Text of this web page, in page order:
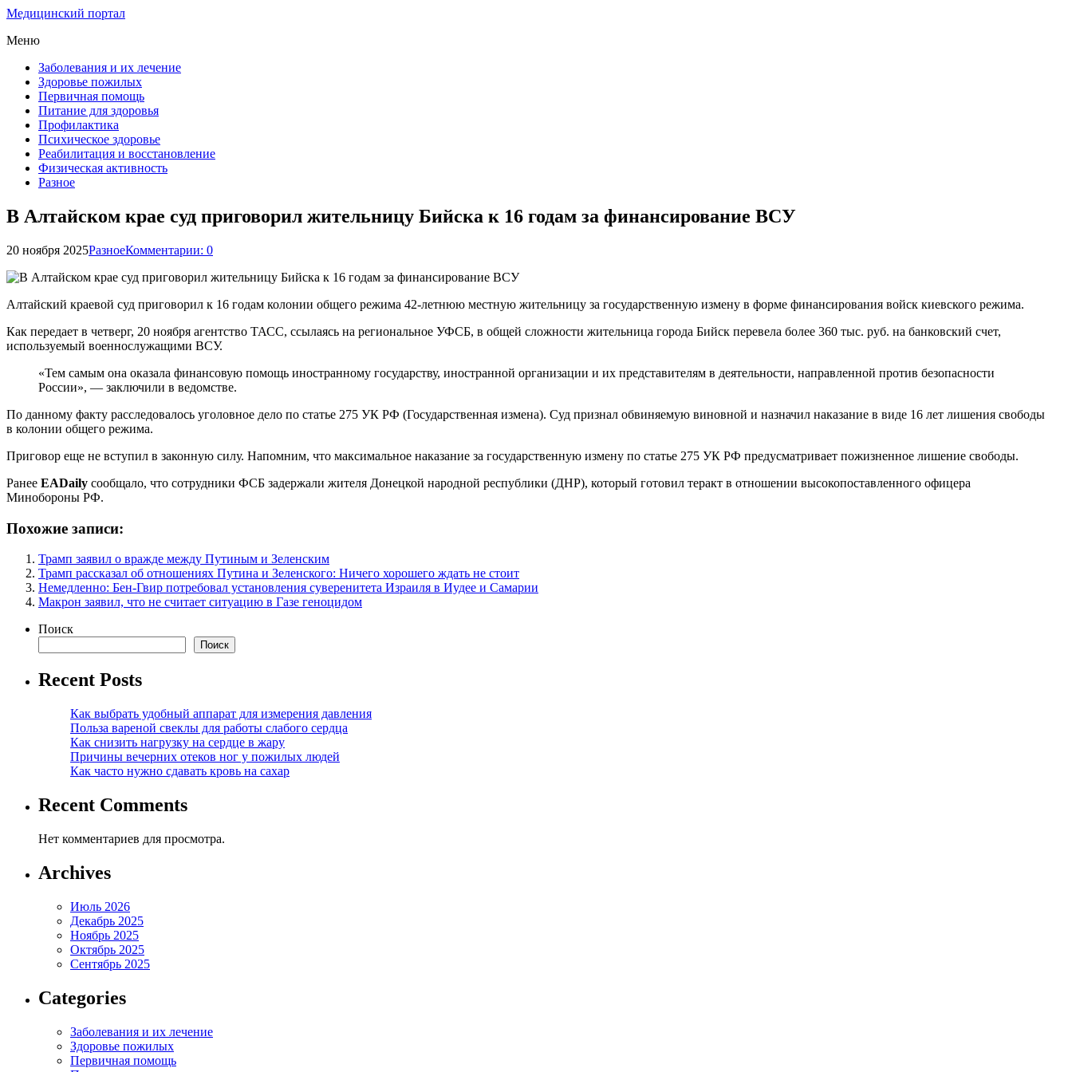
Медицинский портал
Меню
Заболевания и их лечение
Здоровье пожилых
Первичная помощь
Питание для здоровья
Профилактика
Психическое здоровье
Реабилитация и восстановление
Физическая активность
Разное
В Алтайском крае суд приговорил жительницу Бийска к 16 годам за финансирование ВСУ
20 ноября 2025РазноеКомментарии: 0
Алтайский краевой суд приговорил к 16 годам колонии общего режима 42-летнюю местную жительницу за государственную измену в форме финансирования войск киевского режима.
Как передает в четверг, 20 ноября агентство ТАСС, ссылаясь на региональное УФСБ, в общей сложности жительница города Бийск перевела более 360 тыс. руб. на банковский счет,
используемый военнослужащими ВСУ.
«Тем самым она оказала финансовую помощь иностранному государству, иностранной организации и их представителям в деятельности, направленной против безопасности
России», — заключили в ведомстве.
По данному факту расследовалось уголовное дело по статье 275 УК РФ (Государственная измена). Суд признал обвиняемую виновной и назначил наказание в виде 16 лет лишения свободы
в колонии общего режима.
Приговор еще не вступил в законную силу. Напомним, что максимальное наказание за государственную измену по статье 275 УК РФ предусматривает пожизненное лишение свободы.
Ранее EADaily сообщало, что сотрудники ФСБ задержали жителя Донецкой народной республики (ДНР), который готовил теракт в отношении высокопоставленного офицера
Минобороны РФ.
Похожие записи:
Трамп заявил о вражде между Путиным и Зеленским
Трамп рассказал об отношениях Путина и Зеленского: Ничего хорошего ждать не стоит
Немедленно: Бен-Гвир потребовал установления суверенитета Израиля в Иудее и Самарии
Макрон заявил, что не считает ситуацию в Газе геноцидом
Поиск
Поиск
Recent Posts
Как выбрать удобный аппарат для измерения давления
Польза вареной свеклы для работы слабого сердца
Как снизить нагрузку на сердце в жару
Причины вечерних отеков ног у пожилых людей
Как часто нужно сдавать кровь на сахар
Recent Comments
Нет комментариев для просмотра.
Archives
Июль 2026
Декабрь 2025
Ноябрь 2025
Октябрь 2025
Сентябрь 2025
Categories
Заболевания и их лечение
Здоровье пожилых
Первичная помощь